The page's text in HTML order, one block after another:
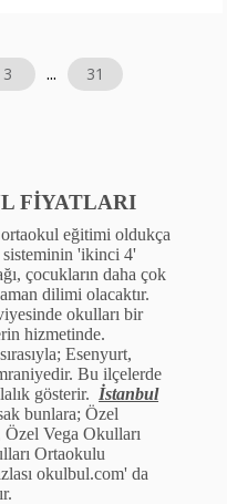
3 ... 31
FİYATLARI
eğitimi oldukça
'ikinci 4'
çocukların dahaçok
dilimi olacaktır.
okulları bir
hizmetinde.
Esenyurt,
Bu ilçelerde
gösterir. İstanbul
bunlara;Özel
Özel Vega Okulları
Ortaokulu
okulbul.com' da